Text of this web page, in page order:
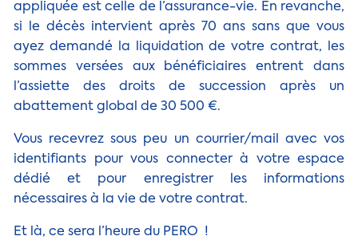
appliquée est celle de l’assurance-vie. En revanche,
si le décès intervient après 70 ans sans que vous
ayez demandé la liquidation de votre contrat, les
sommes versées aux bénéficiaires entrent dans
l’assiette des droits de succession après un
abattement global de 30 500 €.
Vous recevrez sous peu un courrier/mail avec vos
identifiants pour vous connecter à votre espace
dédié et pour enregistrer les informations
nécessaires à la vie de votre contrat.
Et là, ce sera l’heure du PERO !